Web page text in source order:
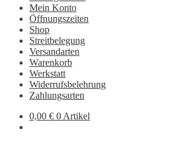
Mein Konto
Öffnungszeiten
Shop
Streitbelegung
Versandarten
Warenkorb
Werkstatt
Widerrufsbelehrung
Zahlungsarten
0,00 € 0 Artikel